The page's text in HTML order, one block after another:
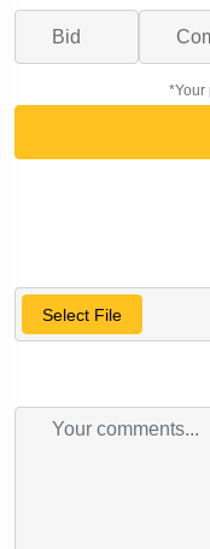
*Your
Select File